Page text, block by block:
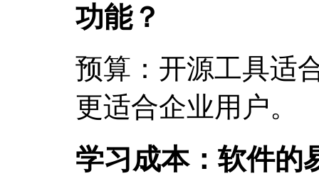
功能？
预算：开源工具适
更适合企业用户。
学习成本：软件的